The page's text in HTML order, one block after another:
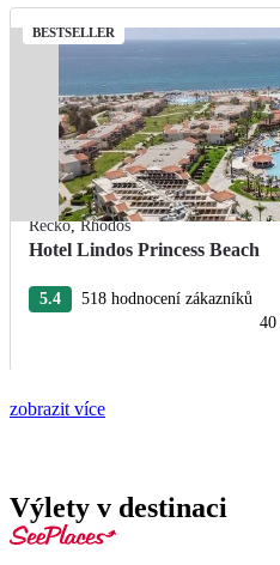
BESTSELLER
Řecko,Rhodos
Hotel Lindos Princess Beach
5.4
518 hodnocení zákazníků
zobrazit více
Výlety v destinaci